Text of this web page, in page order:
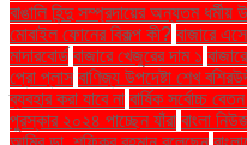
বাঙালি হিন্দু সম্প্রদায়ের অন্যতম
মোবাইল ফোনের বিকল্প কী? বাজারে
মাদারবোর্ড বাজারে খেজুরের দাম ১
প্রো প্লাস বাণিজ্য উপদেষ্টা শেখ
ব্যবহার করা যাবে না বার্ষিক সর্বোচ্চ
পুরস্কার ২০২৪ পাচ্ছেন যাঁরা বাংলা